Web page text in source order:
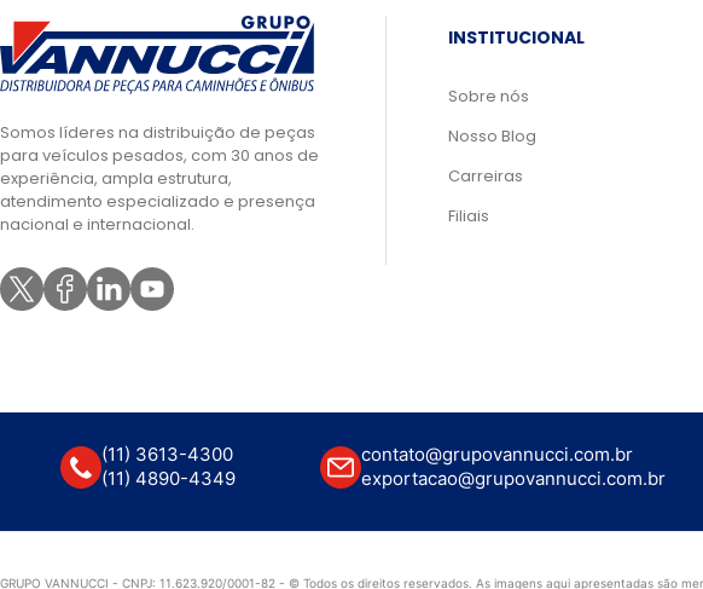
Somos líderes na distribuição de peças
para veículos pesados, com 30 anos de
experiência, ampla estrutura,
atendimento especializado e presença
nacional e internacional.
INSTITUCIONAL
Sobre nós
Nosso Blog
Carreiras
Filiais
(11) 3613-4300
(11) 4890-4349
contato@grupovannucci.com.br
exportacao@grupovannucci.com.br
GRUPO VANNUCCI - CNPJ: 11.623.920/0001-82 - © Todos os direitos reservados. As imagens aqui apresentadas são